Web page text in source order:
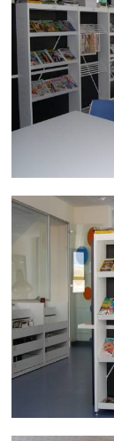
DSC_0485.jpg